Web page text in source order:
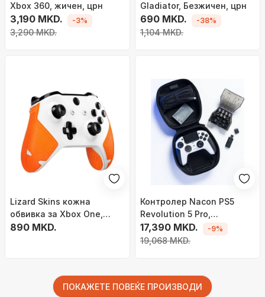
Xbox 360, жичен, црн
3,190 MKD.
3,290 MKD.
-3%
Gladiator, Безжичен, црн
690 MKD.
1,104 MKD.
-38%
Lizard Skins кожна
обвивка за Xbox One,
портокалова
890 MKD.
Контролер Nacon PS5
Revolution 5 Pro,
Безжичен, бело
17,390 MKD.
19,068 MKD.
-9%
ПОКАЖЕТЕ ПОВЕЌЕ ПРОИЗВОДИ